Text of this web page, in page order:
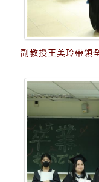
副教授王美玲帶領